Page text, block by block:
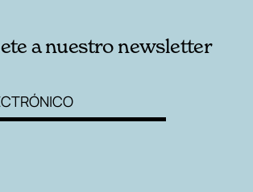
a nuestro newsletter